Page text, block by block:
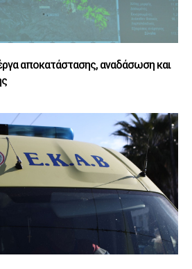
αποκατάστασης, αναδάσωση και